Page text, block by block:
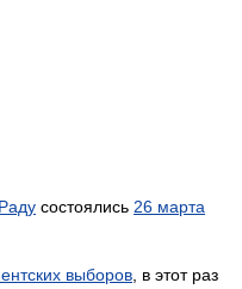
состоялись 26 марта
выборов , в этот раз